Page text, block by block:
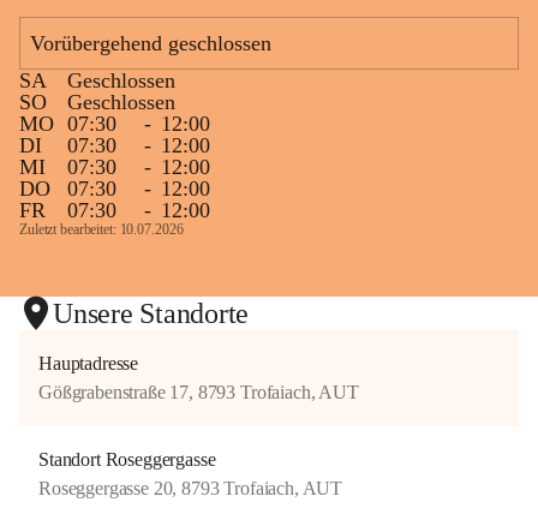
Vorübergehend geschlossen
SA
Geschlossen
SO
Geschlossen
MO 07:30 - 12:00
DI
07:30 - 12:00
MI
07:30 - 12:00
DO
07:30 - 12:00
FR
07:30 - 12:00
Zuletzt bearbeitet: 10.07.2026
Unsere Standorte
Hauptadresse
Gößgrabenstraße 17, 8793 Trofaiach, AUT
Standort Roseggergasse
Roseggergasse 20, 8793 Trofaiach, AUT